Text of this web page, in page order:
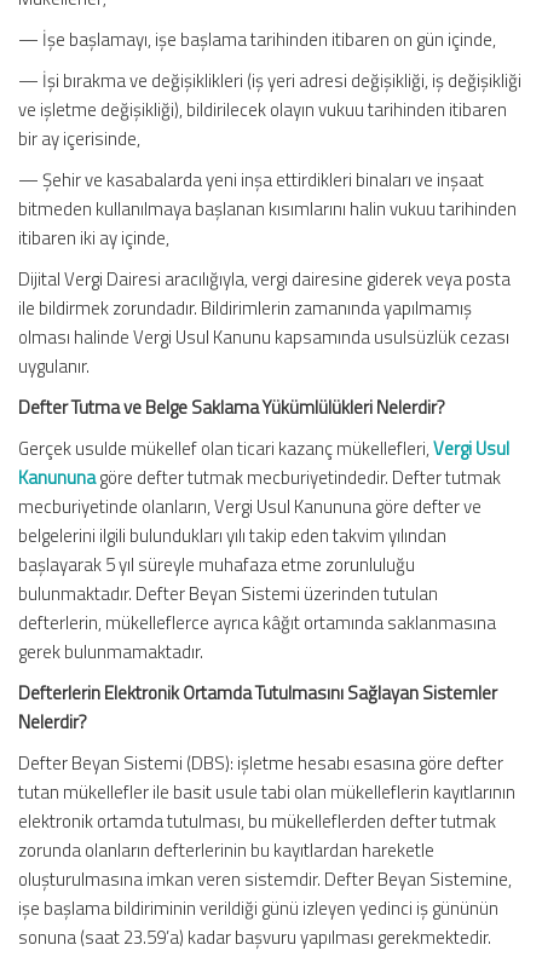
— İşe başlamayı, işe başlama tarihinden itibaren on gün içinde,
— İşi bırakma ve değişiklikleri (iş yeri adresi değişikliği, iş değişikliği
ve işletme değişikliği), bildirilecek olayın vukuu tarihinden itibaren
bir ay içerisinde,
— Şehir ve kasabalarda yeni inşa ettirdikleri binaları ve inşaat
bitmeden kullanılmaya başlanan kısımlarını halin vukuu tarihinden
itibaren iki ay içinde,
Dijital Vergi Dairesi aracılığıyla, vergi dairesine giderek veya posta
ile bildirmek zorundadır. Bildirimlerin zamanında yapılmamış
olması halinde Vergi Usul Kanunu kapsamında usulsüzlük cezası
uygulanır.
Defter Tutma ve Belge Saklama Yükümlülükleri Nelerdir?
Gerçek usulde mükellef olan ticari kazanç mükellefleri,Vergi Usul
Kanununagöre defter tutmak mecburiyetindedir. Defter tutmak
mecburiyetinde olanların, Vergi Usul Kanununa göre defter ve
belgelerini ilgili bulundukları yılı takip eden takvim yılından
başlayarak 5 yıl süreyle muhafaza etme zorunluluğu
bulunmaktadır. Defter Beyan Sistemi üzerinden tutulan
defterlerin, mükelleflerce ayrıca kâğıt ortamında saklanmasına
gerek bulunmamaktadır.
Defterlerin Elektronik Ortamda Tutulmasını Sağlayan Sistemler
Nelerdir?
Defter Beyan Sistemi (DBS): işletme hesabı esasına göre defter
tutan mükellefler ile basit usule tabi olan mükelleflerin kayıtlarının
elektronik ortamda tutulması, bu mükelleflerden defter tutmak
zorunda olanların defterlerinin bu kayıtlardan hareketle
oluşturulmasına imkan veren sistemdir. Defter Beyan Sistemine,
işe başlama bildiriminin verildiği günü izleyen yedinci iş gününün
sonuna (saat 23.59’a) kadar başvuru yapılması gerekmektedir.